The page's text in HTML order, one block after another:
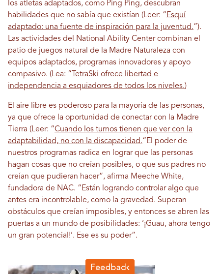
los atletas adaptados, como Ping Ping, descubran
habilidades que no sabía que existían (Leer: “Esquí
adaptado: una fuente de inspiración para la juventud.”).
Las actividades del National Ability Center combinan el
patio de juegos natural de la Madre Naturaleza con
equipos adaptados, programas innovadores y apoyo
compasivo. (Lea: “ TetraSki ofrece libertad e
independencia a esquiadores de todos los niveles.)
El aire libre es poderoso para la mayoría de las personas,
ya que ofrece la oportunidad de conectar con la Madre
Tierra (Leer: “Cuando los turnos tienen que ver con la
adaptabilidad, no con la discapacidad.“El poder de
nuestros programas radica en lograr que las personas
hagan cosas que no creían posibles, o que sus padres no
creían que pudieran hacer”, afirma Meeche White,
fundadora de NAC. “Están logrando controlar algo que
antes era incontrolable, como la gravedad. Superan
obstáculos que creían imposibles, y entonces se abren las
puertas a un mundo de posibilidades: ‘¡Guau, ahora tengo
un gran potencial!’. Ese es su poder”.